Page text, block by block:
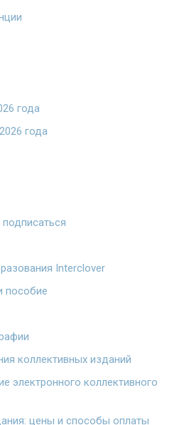
года
года
Interclover
пособие
коллективных изданий
электронного коллективного
цены и способы оплаты